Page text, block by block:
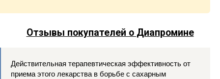
Отзывы покупателей о Диапромине
Действительная терапевтическая эффективность от
приема этого лекарства в борьбе с сахарным